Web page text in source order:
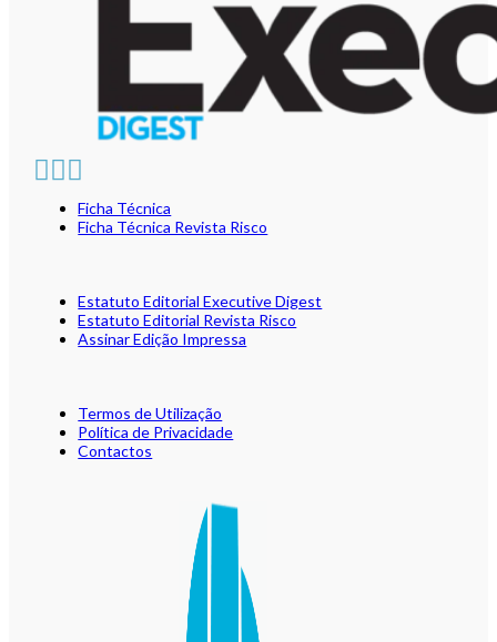
Ficha Técnica
Ficha Técnica Revista Risco
Estatuto Editorial Executive Digest
Estatuto Editorial Revista Risco
Assinar Edição Impressa
Termos de Utilização
Política de Privacidade
Contactos